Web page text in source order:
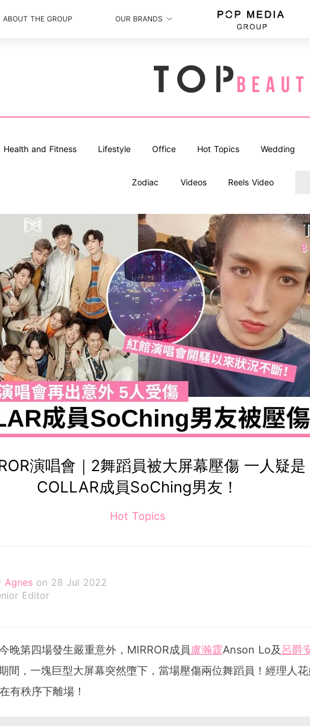
ABOUT THE GROUP OUR BRANDS
Health and Fitness Lifestyle Office Hot Topics Wedding
Zodiac Videos Reels Video
演唱會｜2舞蹈員被大屏幕壓傷 一人疑是
COLLAR成員SoChing男友！
Hot Topics
Agnes on 28 Jul 2022
Editor
晚第四場發生嚴重意外，MIRROR成員盧瀚霆Anson Lo及 呂爵
間，一塊巨型大屏幕突然墮下，當場壓傷兩位舞蹈員！經理人
有秩序下離場！